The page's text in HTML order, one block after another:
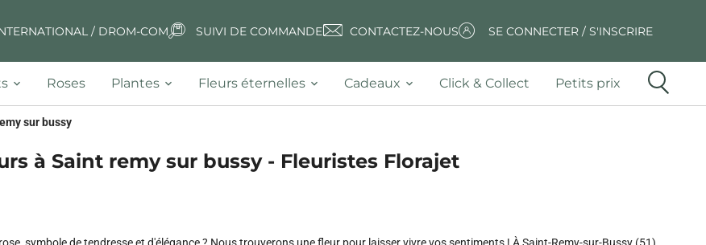
/ DROM-COM SUIVI DE COMMANDE CONTACTEZ-NOUS SE CONNECTER / S'INSCRIRE
Roses Plantes Fleurs éternelles Cadeaux Click & Collect Petits prix
sur bussy
à Saint remy sur bussy - Fleuristes Florajet